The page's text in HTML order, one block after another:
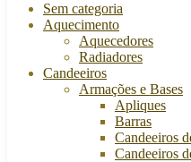
Sem categoria
Aquecimento
Aquecedores
Radiadores
Candeeiros
Armações e Bases
Apliques
Barras
Candeeiros
Candeeiros